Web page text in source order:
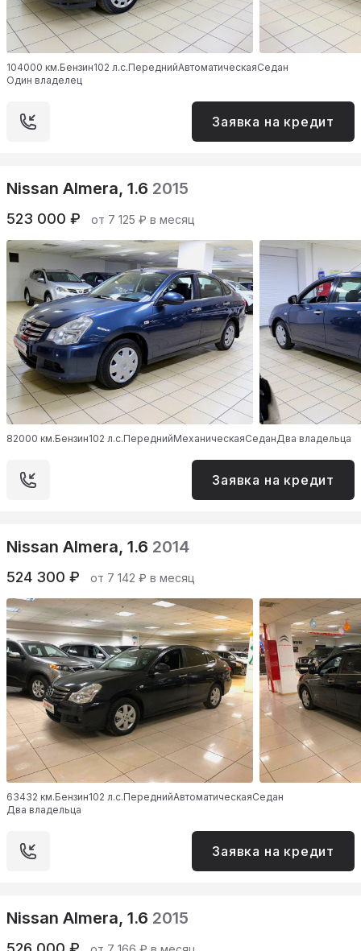
104000 км.Бензин102 л.с.ПереднийАвтоматическаяСедан
Один владелец
Заявка на кредит
Nissan Almera, 1.6 2015
523 000 ₽ от 7 125 ₽ в месяц
82000 км.Бензин102 л.с.ПереднийМеханическаяСеданДва владельца
Заявка на кредит
Nissan Almera, 1.6 2014
524 300 ₽ от 7 142 ₽ в месяц
63432 км.Бензин102 л.с.ПереднийАвтоматическаяСедан
Два владельца
Заявка на кредит
Nissan Almera, 1.6 2015